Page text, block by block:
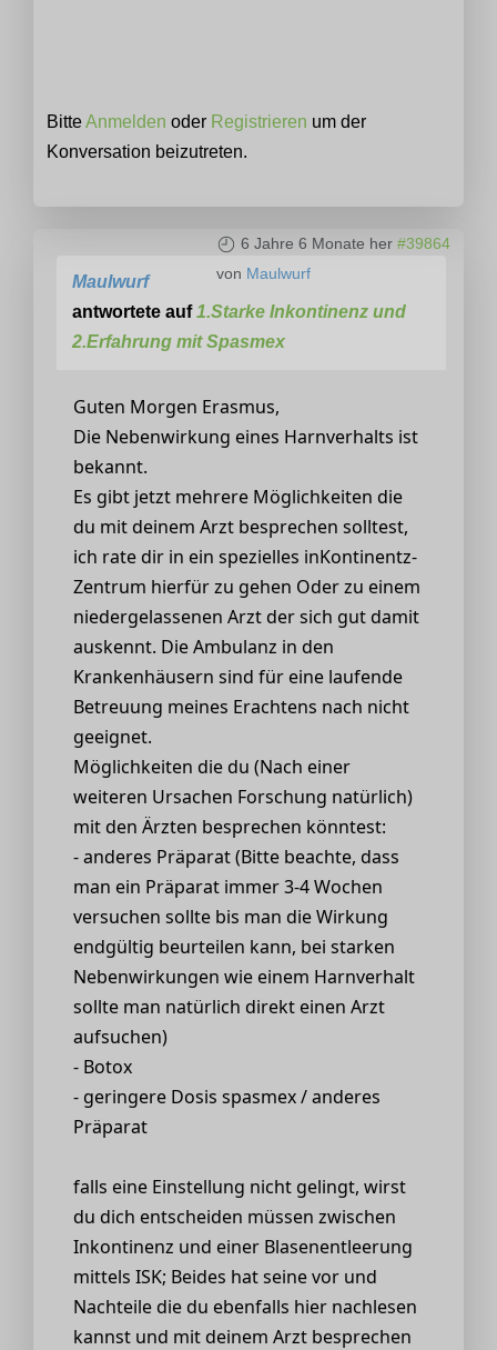
BitteAnmelden oder Registrieren um der
Konversation beizutreten.
6 Jahre 6 Monate her #39864
von Maulwurf
Maulwurf
antwortete auf1.Starke Inkontinenz und
2.Erfahrung mit Spasmex
Guten Morgen Erasmus,
Die Nebenwirkung eines Harnverhalts ist
bekannt.
Es gibt jetzt mehrere Möglichkeiten die
du mit deinem Arzt besprechen solltest,
ich rate dir in ein spezielles inKontinentz-
Zentrum hierfür zu gehen Oder zu einem
niedergelassenen Arzt der sich gut damit
auskennt. Die Ambulanz in den
Krankenhäusern sind für eine laufende
Betreuung meines Erachtens nach nicht
geeignet.
Möglichkeiten die du (Nach einer
weiteren Ursachen Forschung natürlich)
mit den Ärzten besprechen könntest:
- anderes Präparat (Bitte beachte, dass
man ein Präparat immer 3-4 Wochen
versuchen sollte bis man die Wirkung
endgültig beurteilen kann, bei starken
Nebenwirkungen wie einem Harnverhalt
sollte man natürlich direkt einen Arzt
aufsuchen)
- Botox
- geringere Dosis spasmex / anderes
Präparat
falls eine Einstellung nicht gelingt, wirst
du dich entscheiden müssen zwischen
Inkontinenz und einer Blasenentleerung
mittels ISK; Beides hat seine vor und
Nachteile die du ebenfalls hier nachlesen
kannst und mit deinem Arzt besprechen